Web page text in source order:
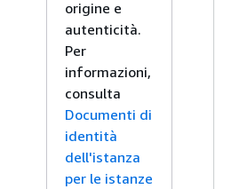
origine e
autenticità.
Per
informazioni,
consulta
Documenti di
identità
dell'istanza
per le istanze